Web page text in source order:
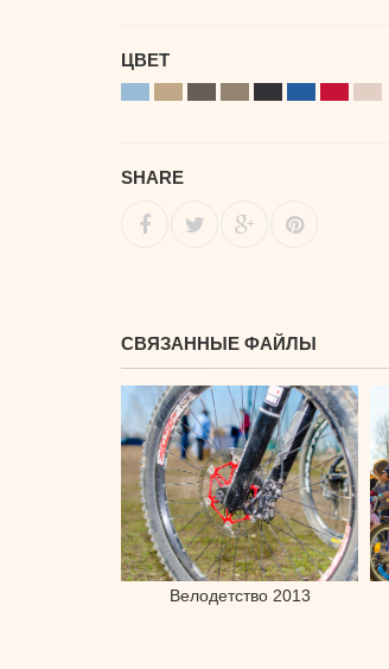
ЦВЕТ
SHARE
СВЯЗАННЫЕ ФАЙЛЫ
Велодетство 2013